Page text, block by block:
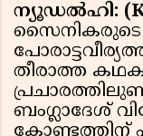
ന്യൂഡൽഹി:
സൈനികരുടെ
തീരാത്ത
ബംഗ്ലാദേശ്